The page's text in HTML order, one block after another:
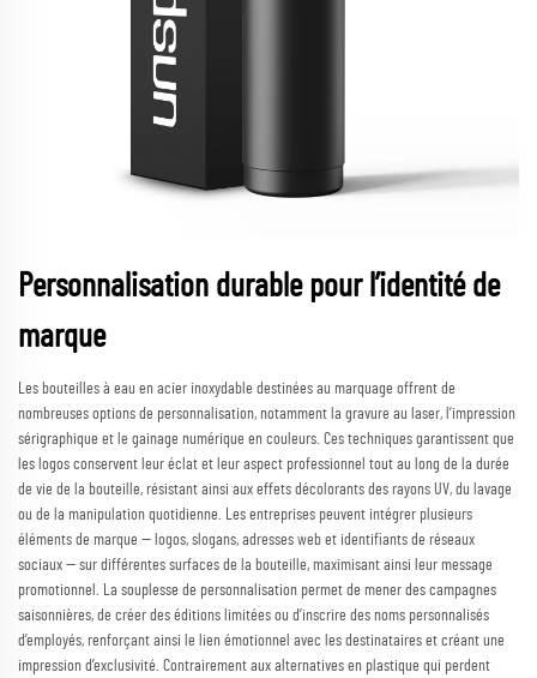
Personnalisation durable pour l’identité de
marque
Les bouteilles à eau en acier inoxydable destinées au marquage offrent de
nombreuses options de personnalisation, notamment la gravure au laser, l’impression
sérigraphique et le gainage numérique en couleurs. Ces techniques garantissent que
les logos conservent leur éclat et leur aspect professionnel tout au long de la durée
de vie de la bouteille, résistant ainsi aux effets décolorants des rayons UV, du lavage
ou de la manipulation quotidienne. Les entreprises peuvent intégrer plusieurs
éléments de marque — logos, slogans, adresses web et identifiants de réseaux
sociaux — sur différentes surfaces de la bouteille, maximisant ainsi leur message
promotionnel. La souplesse de personnalisation permet de mener des campagnes
saisonnières, de créer des éditions limitées ou d’inscrire des noms personnalisés
d’employés, renforçant ainsi le lien émotionnel avec les destinataires et créant une
impression d’exclusivité. Contrairement aux alternatives en plastique qui perdent